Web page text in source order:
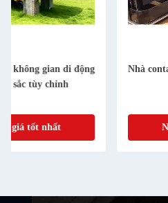
Nhà container cho hangfa hiện đại
Nhận được giá tốt nhất